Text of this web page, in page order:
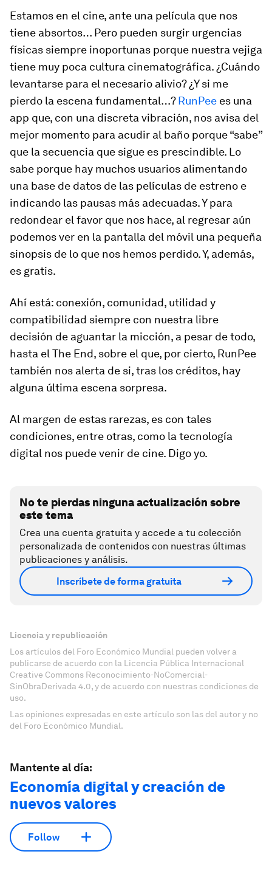
Estamos en el cine, ante una película que nos
tiene absortos… Pero pueden surgir urgencias
físicas siempre inoportunas porque nuestra vejiga
tiene muy poca cultura cinematográfica. ¿Cuándo
levantarse para el necesario alivio? ¿Y si me
pierdo la escena fundamental…?RunPee es una
app que, con una discreta vibración, nos avisa del
mejor momento para acudir al baño porque “sabe”
que la secuencia que sigue es prescindible. Lo
sabe porque hay muchos usuarios alimentando
una base de datos de las películas de estreno e
indicando las pausas más adecuadas. Y para
redondear el favor que nos hace, al regresar aún
podemos ver en la pantalla del móvil una pequeña
sinopsis de lo que nos hemos perdido. Y, además,
es gratis.
Ahí está: conexión, comunidad, utilidad y
compatibilidad siempre con nuestra libre
decisión de aguantar la micción, a pesar de todo,
hasta el The End, sobre el que, por cierto, RunPee
también nos alerta de si, tras los créditos, hay
alguna última escena sorpresa.
Al margen de estas rarezas, es con tales
condiciones, entre otras, como la tecnología
digital nos puede venir de cine. Digo yo.
No te pierdas ninguna actualización sobre
este tema
Crea una cuenta gratuita y accede a tu colección
personalizada de contenidos con nuestras últimas
publicaciones y análisis.
Inscríbete de forma gratuita
Licencia y republicación
Los artículos del Foro Económico Mundial pueden volver a
publicarse de acuerdo con la Licencia Pública Internacional
Creative Commons Reconocimiento-NoComercial-
SinObraDerivada 4.0, y de acuerdo con nuestras condiciones de
uso.
Las opiniones expresadas en este artículo son las del autor y no
del Foro Económico Mundial.
Mantente al día:
Economía digital y creación de
nuevos valores
Follow